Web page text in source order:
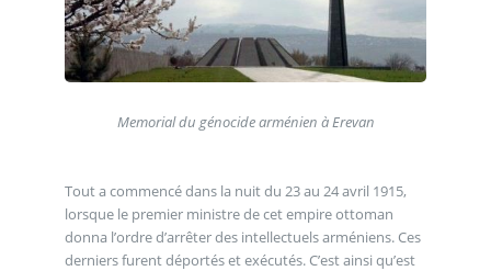
Memorial du génocide arménien à Erevan
Tout a commencé dans la nuit du 23 au 24 avril 1915,
lorsque le premier ministre de cet empire ottoman
donna l’ordre d’arrêter des intellectuels arméniens. Ces
derniers furent déportés et exécutés. C’est ainsi qu’est